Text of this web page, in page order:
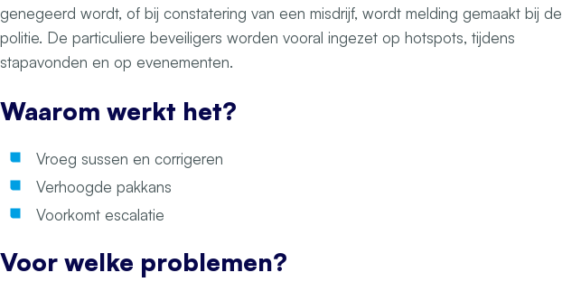
genegeerd wordt, of bij constatering van een misdrijf, wordt melding gemaakt bij de
politie. De particuliere beveiligers worden vooral ingezet op hotspots, tijdens
stapavonden en op evenementen.
Waarom werkt het?
Vroeg sussen en corrigeren
Verhoogde pakkans
Voorkomt escalatie
Voor welke problemen?